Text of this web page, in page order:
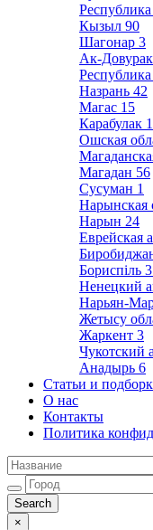
Кызыл 90
Шагонар 3
Ак-Довурак
Назрань 42
Магас 15
Карабулак
Ошская
Магадан 56
Сусуман 1
Нарынская
Нарын 24
Еврейская
Бориспіль
Ненецкий
Нарьян-
Жетысу
Жаркент 3
Чукотский
Анадырь 6
Статьи и
О нас
Контакты
Политика
×